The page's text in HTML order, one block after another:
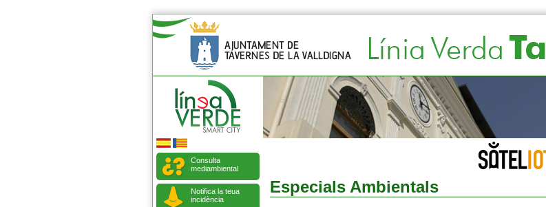
Consulta
mediambiental
Notifica la teua
incidència
Especials Ambientals